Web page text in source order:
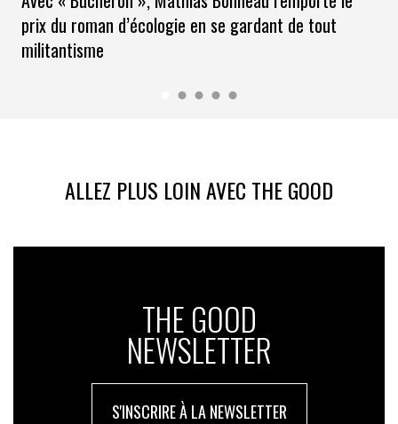
prix du roman d’écologie en se gardant de tout
militantisme
ALLEZ PLUS LOIN AVEC THE GOOD
THE GOOD
NEWSLETTER
S'INSCRIRE À LA NEWSLETTER